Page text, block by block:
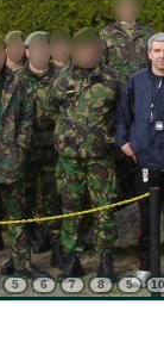
5 6 7 8 9 10